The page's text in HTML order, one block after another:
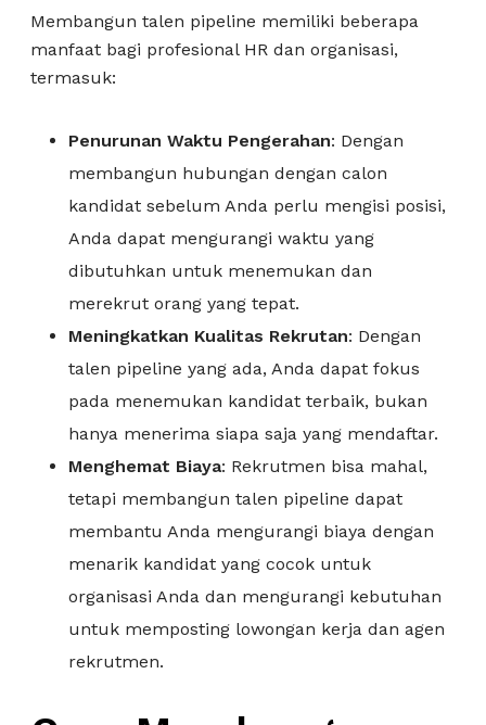
Membangun talen pipeline memiliki beberapa
manfaat bagi profesional HR dan organisasi,
termasuk:
Penurunan Waktu Pengerahan: Dengan
membangun hubungan dengan calon
kandidat sebelum Anda perlu mengisi posisi,
Anda dapat mengurangi waktu yang
dibutuhkan untuk menemukan dan
merekrut orang yang tepat.
Meningkatkan Kualitas Rekrutan: Dengan
talen pipeline yang ada, Anda dapat fokus
pada menemukan kandidat terbaik, bukan
hanya menerima siapa saja yang mendaftar.
Menghemat Biaya: Rekrutmen bisa mahal,
tetapi membangun talen pipeline dapat
membantu Anda mengurangi biaya dengan
menarik kandidat yang cocok untuk
organisasi Anda dan mengurangi kebutuhan
untuk memposting lowongan kerja dan agen
rekrutmen.